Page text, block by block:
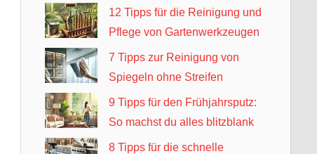
12 Tipps für die Reinigung und
Pflege von Gartenwerkzeugen
7 Tipps zur Reinigung von
Spiegeln ohne Streifen
9 Tipps für den Frühjahrsputz:
So machst du alles blitzblank
8 Tipps für die schnelle